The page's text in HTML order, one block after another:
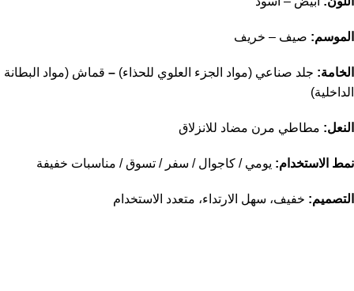
الموسم: صيف – خريف
الخامة: جلد صناعي (مواد الجزء العلوي للحذاء) – قماش (مواد البطانة
الداخلية)
النعل: مطاطي مرن مضاد للانزلاق
نمط الاستخدام: يومي / كاجوال / سفر / تسوق / مناسبات خفيفة
التصميم: خفيف، سهل الارتداء، متعدد الاستخدام